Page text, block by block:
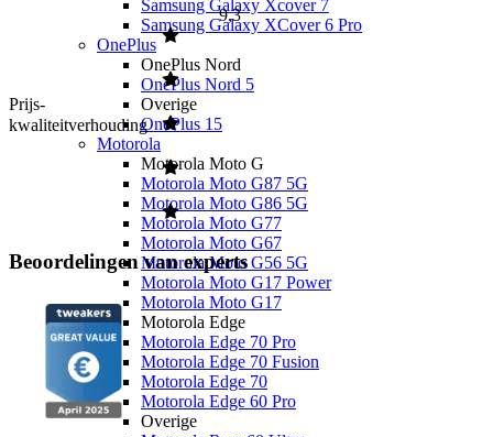
Samsung Galaxy Xcover 7
Samsung Galaxy XCover 6 Pro
OnePlus
OnePlus Nord
OnePlus Nord 5
Overige
OnePlus 15
Motorola
Motorola Moto G
Motorola Moto G87 5G
Motorola Moto G86 5G
Motorola Moto G77
Motorola Moto G67
Motorola Moto G56 5G
Motorola Moto G17 Power
Motorola Moto G17
Motorola Edge
Motorola Edge 70 Pro
Motorola Edge 70 Fusion
Motorola Edge 70
Motorola Edge 60 Pro
Overige
Prijs-
kwaliteitverhouding
9,3
Beoordelingen van experts